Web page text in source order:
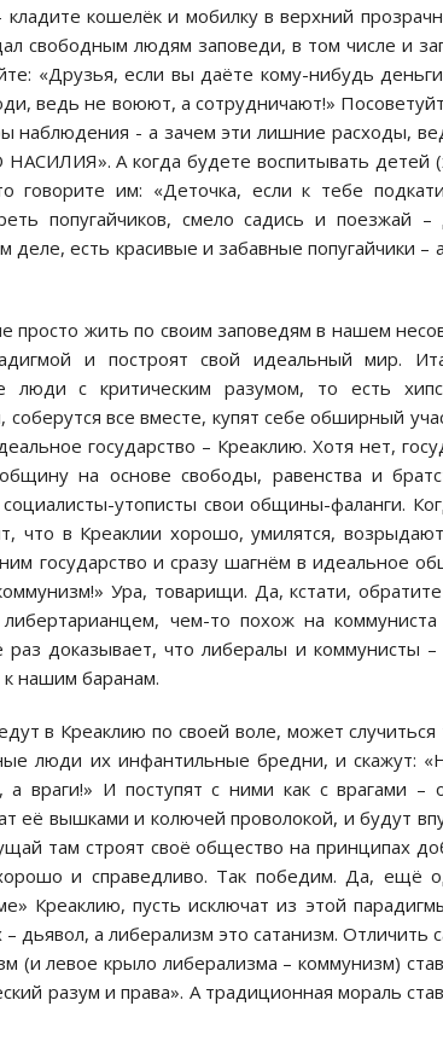
кошелёк и мобилку в верхний
свободным людям заповеди, в том числе и
«Друзья, если вы даёте кому-нибудь
ведь не воюют, а сотрудничают!»
наблюдения - а зачем эти лишние расходы,
А когда будете воспитывать детей
говорите им: «Деточка, если к тебе
попугайчиков, смело садись и поезжай –
есть красивые и забавные попугайчики –
жить по своим заповедям в нашем
и построят свой идеальный мир.
с критическим разумом, то есть
все вместе, купят себе обширный
государство – Креаклию. Хотя нет,
на основе свободы, равенства и
утописты свои общины-фаланги.
что в Креаклии хорошо, умилятся,
государство и сразу шагнём в идеальное
Ура, товарищи. Да, кстати,
чем-то похож на
доказывает, что либералы и коммунисты
к нашим баранам.
в Креаклию по своей воле, может случиться
люди их инфантильные бредни, и скажут:
враги!» И поступят с ними как с врагами –
её вышками и колючей проволокой, и будут
там строят своё общество на принципах
и справедливо. Так победим. Да, ещё
Креаклию, пусть исключат из этой
а либерализм это сатанизм. Отличить
(и левое крыло либерализма – коммунизм)
разум и права». А традиционная мораль